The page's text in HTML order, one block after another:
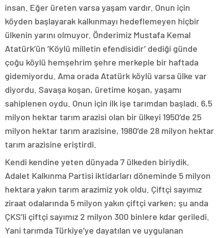
insan. Eğer üreten varsa yaşam vardır. Onun için
köyden başlayarak kalkınmayı hedeflemeyen hiçbir
ülkenin yarını olmuyor. Önderimiz Mustafa Kemal
Atatürk’ün ‘Köylü milletin efendisidir’ dediği günde
çoğu köylü hemşehrim şehre merkeple bir haftada
gidemiyordu. Ama orada Atatürk köylü varsa ülke var
diyordu. Savaşa koşan, üretime koşan, yaşamı
sahiplenen oydu. Onun için ilk işe tarımdan başladı. 6,5
milyon hektar tarım arazisi olan bir ülkeyi 1950’de 25
milyon hektar tarım arazisine, 1980’de 28 milyon hektar
tarım arazisine eriştirdi.
Kendi kendine yeten dünyada 7 ülkeden biriydik.
Adalet Kalkınma Partisi iktidarları döneminde 5 milyon
hektara yakın tarım arazimiz yok oldu. Çiftçi sayımız
ziraat odalarında 5 milyon yakın çiftçi varken; şu anda
ÇKS’li çiftçi sayımız 2 milyon 300 binlere kdar geriledi.
Yani tarımda Türkiye’ye dayatılan ve uygulanan